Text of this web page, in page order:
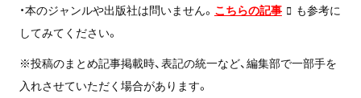
・本のジャンルや出版社は問いません。 こちらの記事
も参考に
してみてください。
※投稿のまとめ記事掲載時、表記の統一など、編集部で一部手を
入れさせていただく場合があります。